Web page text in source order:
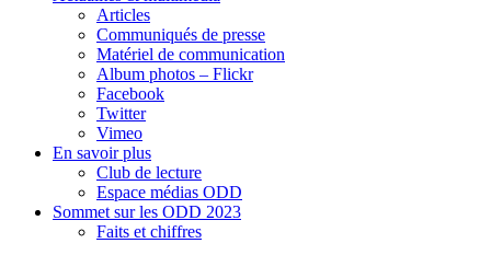
Articles
Communiqués de presse
Matériel de communication
Album photos – Flickr
Facebook
Twitter
Vimeo
En savoir plus
Club de lecture
Espace médias ODD
Sommet sur les ODD 2023
Faits et chiffres